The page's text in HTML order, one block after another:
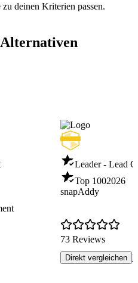
zu deinen Kriterien passen.
Alternativen
Leader - Lead
Top 1002026
snapAddy
73 Reviews
Direkt vergleichen